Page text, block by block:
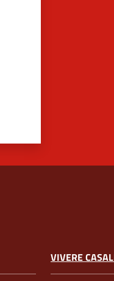
VIVERE